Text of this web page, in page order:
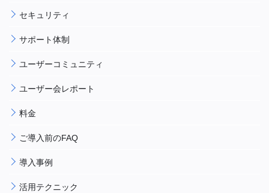
セキュリティ
サポート体制
ユーザーコミュニティ
ユーザー会レポート
料金
ご導入前のFAQ
導入事例
活用テクニック